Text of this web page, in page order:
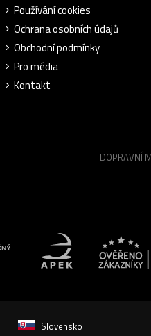
Používání cookies
Ochrana osobních údajů
Obchodní podmínky
Pro média
Kontakt
DOPRAVNÍ
Slovensko